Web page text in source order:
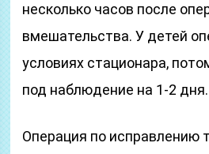
несколько часов после
вмешательства. У детей
условиях стационара,
под наблюдение на 1-2 дня.
Операция по исправлению